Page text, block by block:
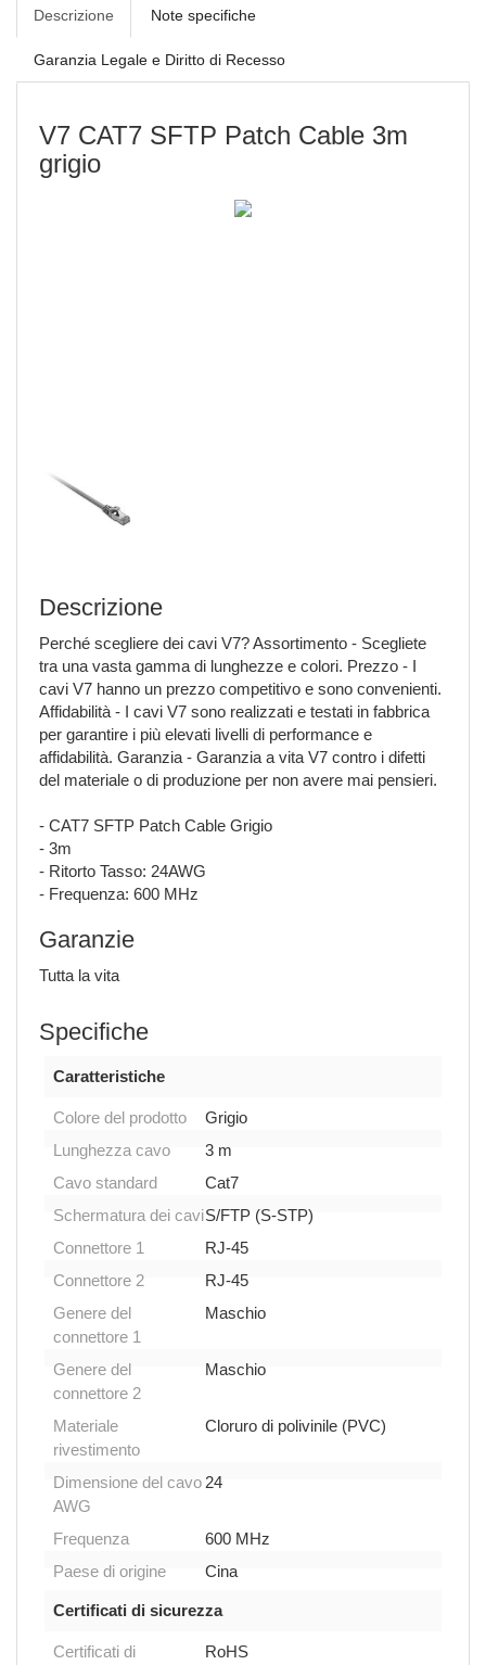
Descrizione Note specifiche
Garanzia Legale e Diritto di Recesso
V7 CAT7 SFTP Patch Cable 3m
grigio
Descrizione
Perché scegliere dei cavi V7? Assortimento - Scegliete
tra una vasta gamma di lunghezze e colori. Prezzo - I
cavi V7 hanno un prezzo competitivo e sono convenienti.
Affidabilità - I cavi V7 sono realizzati e testati in fabbrica
per garantire i più elevati livelli di performance e
affidabilità. Garanzia - Garanzia a vita V7 contro i difetti
del materiale o di produzione per non avere mai pensieri.
- CAT7 SFTP Patch Cable Grigio
- 3m
- Ritorto Tasso: 24AWG
- Frequenza: 600 MHz
Garanzie
Tutta la vita
Specifiche
Caratteristiche
Colore del prodotto
Grigio
Lunghezza cavo
3 m
Cavo standard
Cat7
Schermatura dei caviS/FTP (S-STP)
Connettore 1
RJ-45
Connettore 2
RJ-45
Genere del
connettore 1
Maschio
Genere del
connettore 2
Maschio
Materiale
rivestimento
Cloruro di polivinile (PVC)
Dimensione del cavo
AWG
24
Frequenza
600 MHz
Paese di origine
Cina
Certificati di sicurezza
Certificati di RoHS